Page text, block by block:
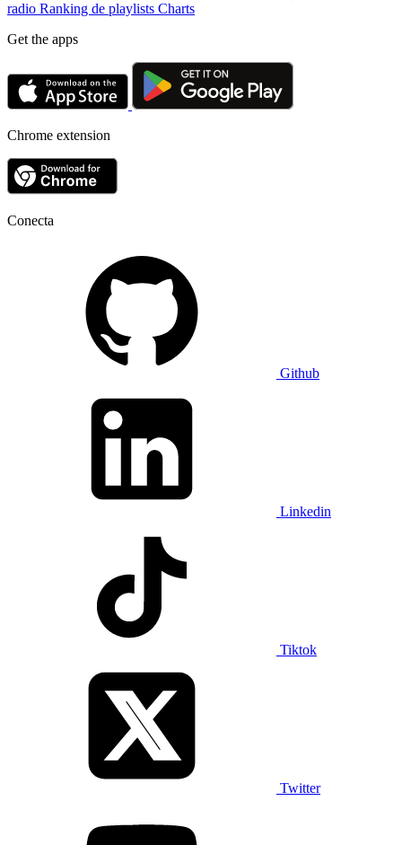
radio Ranking de playlists Charts
Get the apps
Chrome extension
Conecta
Github
Linkedin
Tiktok
Twitter